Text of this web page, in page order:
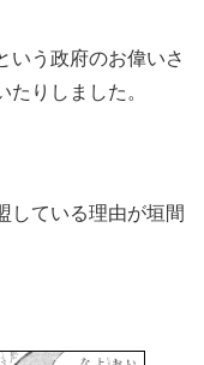
いう政府のお偉いさ
りしました。
している理由が垣間